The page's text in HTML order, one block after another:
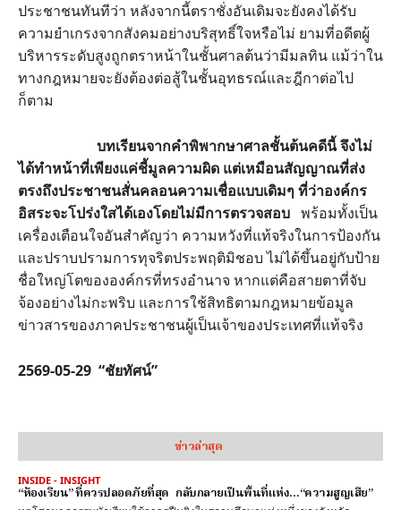
ประชาชนทันทีว่า หลังจากนี้ตราชั่งอันเดิมจะยังคงได้รับ
ความยำเกรงจากสังคมอย่างบริสุทธิ์ใจหรือไม่ ยามที่อดีตผู้
บริหารระดับสูงถูกตราหน้าในชั้นศาลต้นว่ามีมลทิน แม้ว่าใน
ทางกฎหมายจะยังต้องต่อสู้ในชั้นอุทธรณ์และฎีกาต่อไป
ก็ตาม
บทเรียนจากคำพิพากษาศาลชั้นต้นคดีนี้ จึงไม่
ได้ทำหน้าที่เพียงแค่ชี้มูลความผิด แต่เหมือนสัญญาณที่ส่ง
ตรงถึงประชาชนสั่นคลอนความเชื่อแบบเดิมๆ ที่ว่าองค์กร
อิสระจะโปร่งใสได้เองโดยไม่มีการตรวจสอบ พร้อมทั้งเป็น
เครื่องเตือนใจอันสำคัญว่า ความหวังที่แท้จริงในการป้องกัน
และปราบปรามการทุจริตประพฤติมิชอบ ไม่ได้ขึ้นอยู่กับป้าย
ชื่อใหญ่โตขององค์กรที่ทรงอำนาจ หากแต่คือสายตาที่จับ
จ้องอย่างไม่กะพริบ และการใช้สิทธิตามกฎหมายข้อมูล
ข่าวสารของภาคประชาชนผู้เป็นเจ้าของประเทศที่แท้จริง
2569-05-29 “ชัยทัศน์”
ข่าวล่าสุด
INSIDE - INSIGHT
“ห้องเรียน” ที่ควรปลอดภัยที่สุด กลับกลายเป็นพื้นที่แห่ง…“ความสูญเสีย”